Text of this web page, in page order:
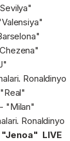
Ronaldinyo
"Milan"
Ronaldinyo
LIVE